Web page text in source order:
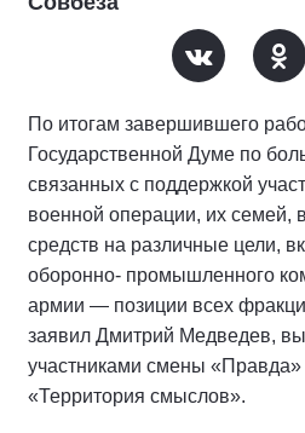
По итогам завершившего
Государственной Думе по
связанных с поддержкой
военной операции, их
средств на различные цели,
оборонно- промышленного
армии — позиции всех
заявил Дмитрий Медведев,
участниками смены
«Территория смыслов».